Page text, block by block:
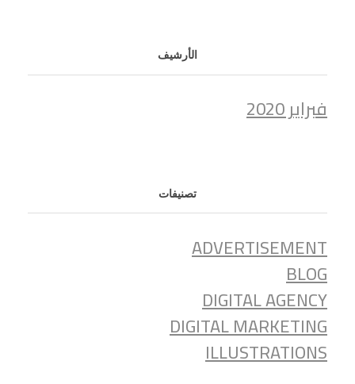
الأرشيف
فبراير 2020
تصنيفات
ADVERTISEMENT
BLOG
DIGITAL AGENCY
DIGITAL MARKETING
ILLUSTRATIONS